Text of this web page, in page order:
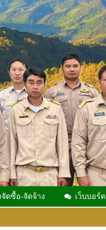
ดซื้อ-จัดจ้าง เว็บบอร์ด